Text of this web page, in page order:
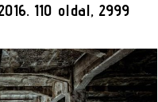
110 oldal, 2999